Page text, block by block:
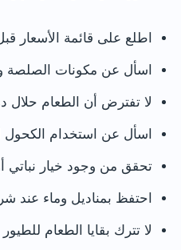
اطلع على قائمة الأسعار
اسأل عن مكونات الصلصة
لا تفترض أن الطعام حلال
اسأل عن استخدام الكحول
تحقق من وجود خيار نباتي
احتفظ بمناديل وماء عند
لا تترك بقايا الطعام